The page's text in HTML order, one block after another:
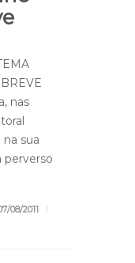
nas
sua
perverso
08/2011